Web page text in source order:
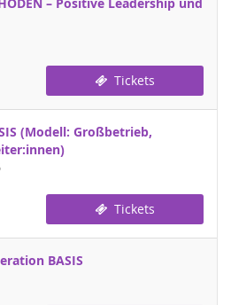
– Positive Leadership und
Tickets
(Modell: Großbetrieb,
Tickets
BASIS